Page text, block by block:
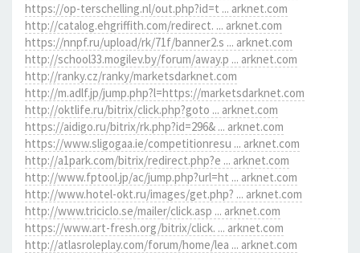
https://op-terschelling.nl/out.php?id=t ... arknet.com
http://catalog.ehgriffith.com/redirect. ... arknet.com
https://nnpf.ru/upload/rk/71f/banner2.s ... arknet.com
http://school33.mogilev.by/forum/away.p ... arknet.com
http://ranky.cz/ranky/marketsdarknet.com
http://m.adlf.jp/jump.php?l=https://marketsdarknet.com
http://oktlife.ru/bitrix/click.php?goto ... arknet.com
https://aidigo.ru/bitrix/rk.php?id=296& ... arknet.com
https://www.sligogaa.ie/competitionresu ... arknet.com
http://a1park.com/bitrix/redirect.php?e ... arknet.com
http://www.fptool.jp/ac/jump.php?url=ht ... arknet.com
http://www.hotel-okt.ru/images/get.php? ... arknet.com
http://www.triciclo.se/mailer/click.asp ... arknet.com
https://www.art-fresh.org/bitrix/click. ... arknet.com
http://atlasroleplay.com/forum/home/lea ... arknet.com